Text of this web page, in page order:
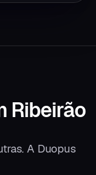
Ribeirão
A Duopus